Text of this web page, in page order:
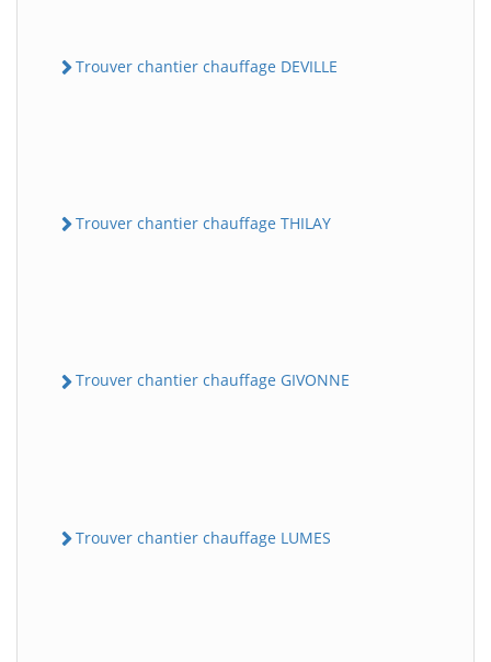
Trouver chantier chauffage DEVILLE
Trouver chantier chauffage THILAY
Trouver chantier chauffage GIVONNE
Trouver chantier chauffage LUMES